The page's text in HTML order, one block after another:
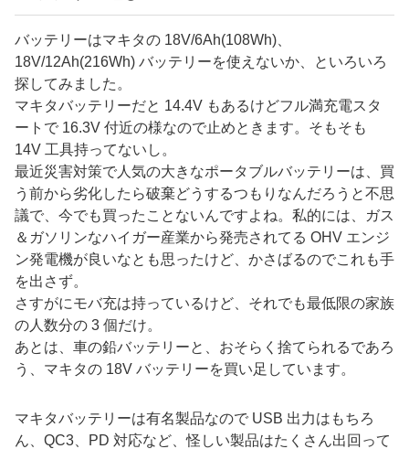
バッテリーはマキタの 18V/6Ah(108Wh)、
18V/12Ah(216Wh) バッテリーを使えないか、といろいろ
探してみました。
マキタバッテリーだと 14.4V もあるけどフル満充電スタ
ートで 16.3V 付近の様なので止めときます。そもそも
14V 工具持ってないし。
最近災害対策で人気の大きなポータブルバッテリーは、買
う前から劣化したら破棄どうするつもりなんだろうと不思
議で、今でも買ったことないんですよね。私的には、ガス
＆ガソリンなハイガー産業から発売されてる OHV エンジ
ン発電機が良いなとも思ったけど、かさばるのでこれも手
を出さず。
さすがにモバ充は持っているけど、それでも最低限の家族
の人数分の 3 個だけ。
あとは、車の鉛バッテリーと、おそらく捨てられるであろ
う、マキタの 18V バッテリーを買い足しています。
マキタバッテリーは有名製品なので USB 出力はもちろ
ん、QC3、PD 対応など、怪しい製品はたくさん出回って